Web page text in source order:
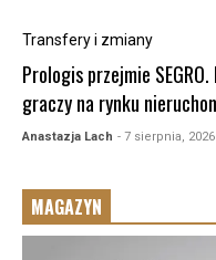
Transfery i zmiany
Prologis przejmie
graczy na rynku
Anastazja Lach - 7 sierpnia, 2026
MAGAZYN